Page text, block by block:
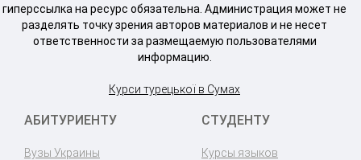
гиперссылка на ресурс обязательна. Администрация может не
разделять точку зрения авторов материалов и не несет
ответственности за размещаемую пользователями
информацию.
Курси турецької в Сумах
АБИТУРИЕНТУ
Вузы Украины
СТУДЕНТУ
Курсы языков